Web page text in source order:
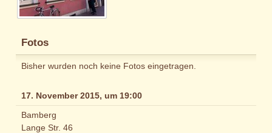
Fotos
Bisher wurden noch keine Fotos eingetragen.
17. November 2015, um 19:00
Bamberg
Lange Str. 46